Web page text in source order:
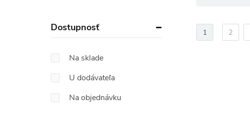
Dostupnosť
Na sklade
U dodávateľa
Na objednávku
1 2